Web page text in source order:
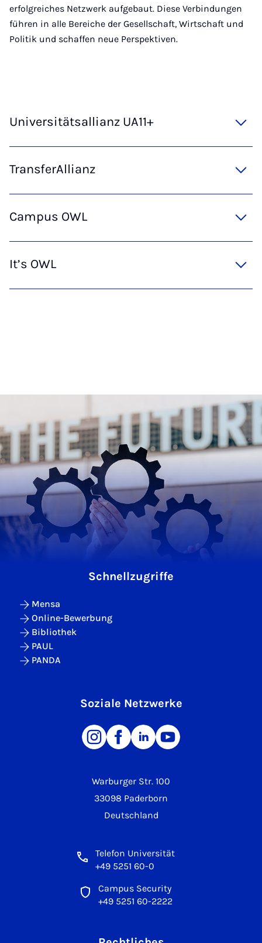
erfolgreiches Netzwerk aufgebaut. Diese Verbindungen
führen in alle Bereiche der Gesellschaft, Wirtschaft und
Politik und schaffen neue Perspektiven.
Universitätsallianz UA11+
TransferAllianz
Campus OWL
It’s OWL
Warburger Str. 100
33098 Paderborn
Deutschland
Telefon Universität
+49 5251 60-0
Campus Security
+49 5251 60-2222
Schnellzugriffe
Mensa
Online-Bewerbung
Bibliothek
PAUL
PANDA
Soziale Netzwerke